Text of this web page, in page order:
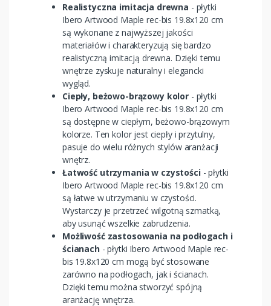
Realistyczna imitacja drewna - płytki
Ibero Artwood Maple rec-bis 19.8x120 cm
są wykonane z najwyższej jakości
materiałów i charakteryzują się bardzo
realistyczną imitacją drewna. Dzięki temu
wnętrze zyskuje naturalny i elegancki
wygląd.
Ciepły, beżowo-brązowy kolor- płytki
Ibero Artwood Maple rec-bis 19.8x120 cm
są dostępne w ciepłym, beżowo-brązowym
kolorze. Ten kolor jest ciepły i przytulny,
pasuje do wielu różnych stylów aranżacji
wnętrz.
Łatwość utrzymania w czystości- płytki
Ibero Artwood Maple rec-bis 19.8x120 cm
są łatwe w utrzymaniu w czystości.
Wystarczy je przetrzeć wilgotną szmatką,
aby usunąć wszelkie zabrudzenia.
Możliwość zastosowania na podłogach i
ścianach- płytki Ibero Artwood Maple rec-
bis 19.8x120 cm mogą być stosowane
zarówno na podłogach, jak i ścianach.
Dzięki temu można stworzyć spójną
aranżację wnętrza.